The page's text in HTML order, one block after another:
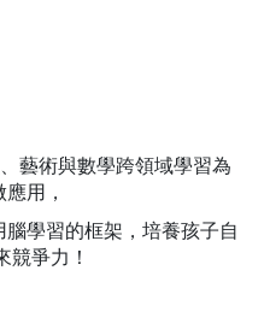
藝術與數學跨領域學習為
用，
學習的框架，培養孩子自
競爭力！